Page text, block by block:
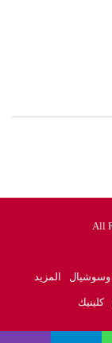
All
وسوشيال المزيد
كلينيك